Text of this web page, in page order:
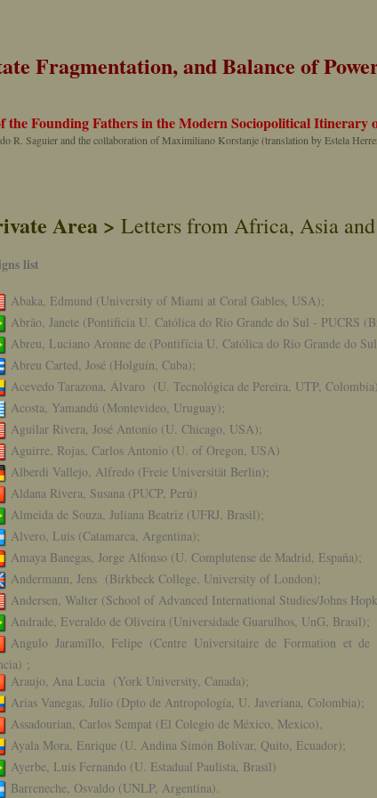
Fragmentation, and Balance of
Founding Fathers in the Modern Sociopolitical Itinerary
R. Saguier and the collaboration of Maximiliano Korstanje (translation by Estela
Area > Letters from Africa, Asia
list
Abaka, Edmund (University of Miami at Coral Gables, USA);
Abrão, Janete (Pontificia U. Católica do Rio Grande do Sul - PUCRS
Abreu, Luciano Aronne de (Pontifícia U. Católica do Rio Grande do
Abreu Carted, José (Holguín, Cuba);
Acevedo Tarazona, Álvaro (U. Tecnológica de Pereira, UTP, Colombia)
Acosta, Yamandú (Montevideo, Uruguay);
Aguilar Rivera, José Antonio (U. Chicago, USA);
Aguirre, Rojas, Carlos Antonio (U. of Oregon, USA)
Alberdi Vallejo, Alfredo (Freie Universität Berlin);
Aldana Rivera, Susana (PUCP, Perú)
Almeida de Souza, Juliana Beatriz (UFRJ, Brasil);
Alvero, Luis (Catamarca, Argentina);
Amaya Banegas, Jorge Alfonso (U. Complutense de Madrid, España);
Andermann, Jens (Birkbeck College, University of London);
Andersen, Walter (School of Advanced International Studies/Johns
Andrade, Everaldo de Oliveira (Universidade Guarulhos, UnG, Brasil);
Angulo Jaramillo, Felipe (Centre Universitaire de Formation et de
;
Araujo, Ana Lucia (York University, Canada);
Arias Vanegas, Julio (Dpto de Antropología, U. Javeriana, Colombia);
Assadourian, Carlos Sempat (El Colegio de México, Mexico),
Ayala Mora, Enrique (U. Andina Simón Bolívar, Quito, Ecuador);
Ayerbe, Luis Fernando (U. Estadual Paulista, Brasil)
Barreneche, Osvaldo (UNLP, Argentina).